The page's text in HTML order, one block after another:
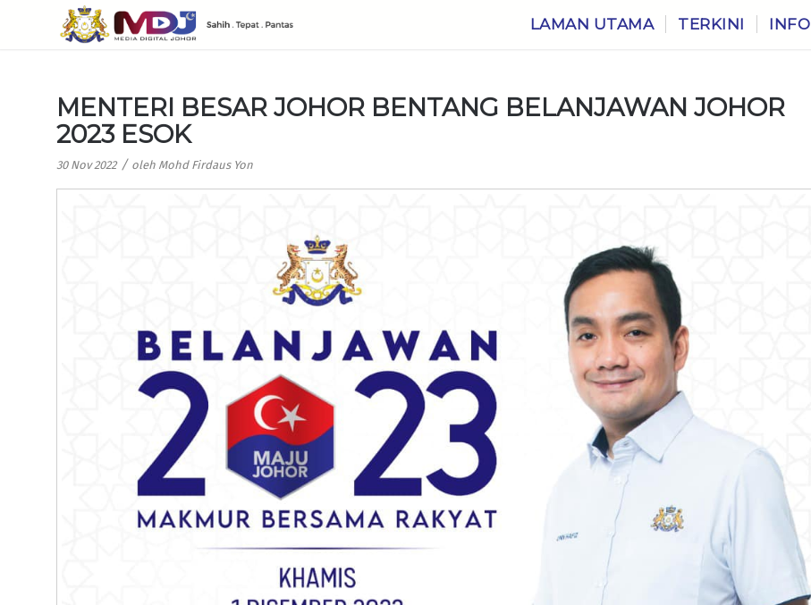
LAMAN UTAMA TERKINI INFO
MENTERI BESAR JOHOR BENTANG BELANJAWAN JOHOR
2023 ESOK
30 Nov 2022 / oleh Mohd Firdaus Yon